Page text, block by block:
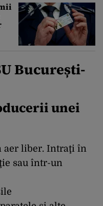
București-
unei
liber. Intraţi în
sau într-un